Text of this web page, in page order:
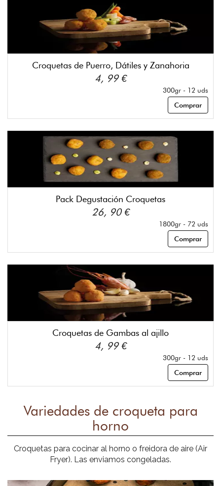
Croquetas de Puerro, Dátiles y Zanahoria
4, 99 €
300gr - 12 uds
Comprar
Pack Degustación Croquetas
26, 90 €
1800gr - 72 uds
Comprar
Croquetas de Gambas al ajillo
4, 99 €
300gr - 12 uds
Comprar
Variedades de croqueta para
horno
Croquetas para cocinar al horno o freidora de aire (Air
Fryer). Las enviamos congeladas.